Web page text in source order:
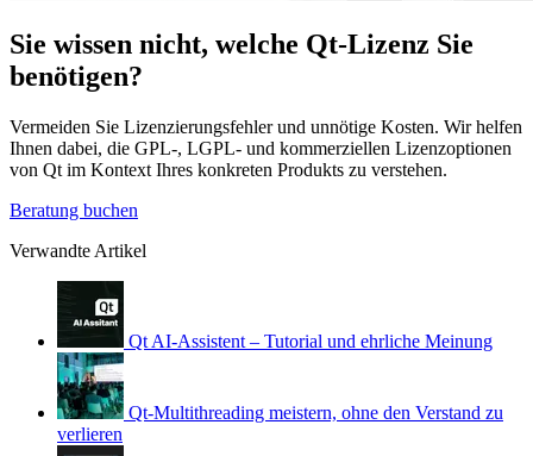
Sie wissen nicht, welche Qt-Lizenz Sie
benötigen?
Vermeiden Sie Lizenzierungsfehler und unnötige Kosten. Wir helfen
Ihnen dabei, die GPL-, LGPL- und kommerziellen Lizenzoptionen
von Qt im Kontext Ihres konkreten Produkts zu verstehen.
Beratung buchen
Verwandte Artikel
Qt AI-Assistent – Tutorial und ehrliche Meinung
Qt-Multithreading meistern, ohne den Verstand zu
verlieren